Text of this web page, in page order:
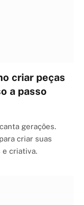
criar peças
a passo
gerações.
criar suas
e criativa.